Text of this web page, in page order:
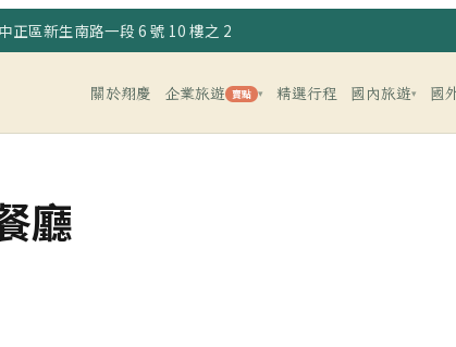
正區新生南路一段 6 號 10 樓之 2
關於翔慶 企業旅遊 賣點 ▾ 精選行程 國內旅遊▾ 國
廳